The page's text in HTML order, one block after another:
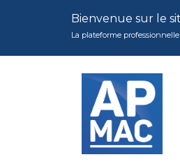
Bienvenue sur le
La plateforme